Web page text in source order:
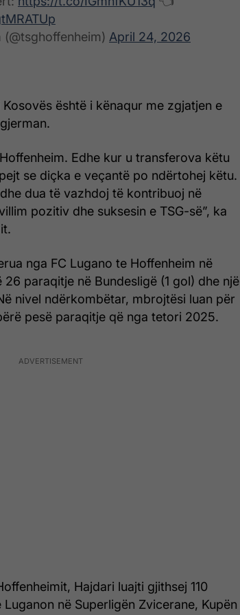
April 24, 2026
është i kënaqur me zgjatjen e
Edhe kur u transferova këtu
se diçka e veçantë po ndërtohej këtu.
dua të vazhdoj të kontribuoj në
pozitiv dhe suksesin e TSG-së”, ka
nga FC Lugano te Hoffenheim në
paraqitje në Bundesligë (1 gol) dhe një
nivel ndërkombëtar, mbrojtësi luan për
pesë paraqitje që nga tetori 2025.
Hajdari luajti gjithsej 110
në Superligën Zvicerane, Kupën